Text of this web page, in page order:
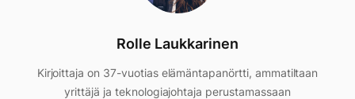
Rolle Laukkarinen
Kirjoittaja on 37-vuotias elämäntapanörtti, ammatiltaan
yrittäjä ja teknologiajohtaja perustamassaan